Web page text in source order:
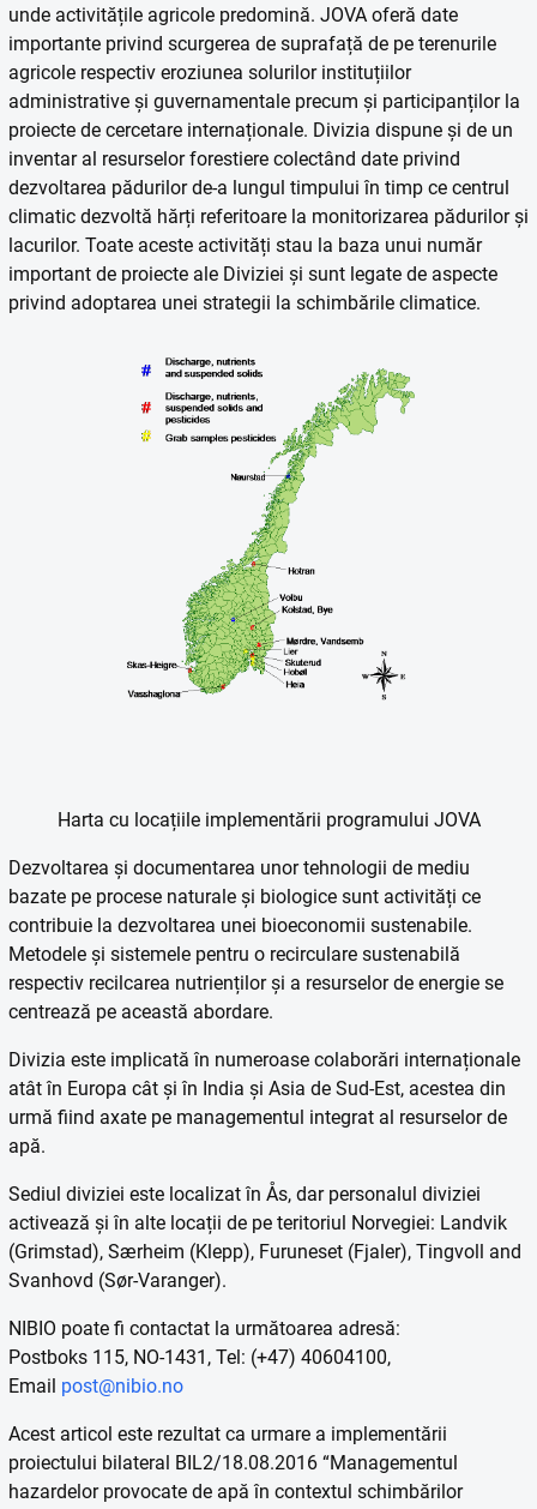
unde activitățile agricole predomină. JOVA oferă date
importante privind scurgerea de suprafață de pe terenurile
agricole respectiv eroziunea solurilor instituțiilor
administrative și guvernamentale precum și participanților la
proiecte de cercetare internaționale. Divizia dispune și de un
inventar al resurselor forestiere colectând date privind
dezvoltarea pădurilor de-a lungul timpului în timp ce centrul
climatic dezvoltă hărți referitoare la monitorizarea pădurilor și
lacurilor. Toate aceste activități stau la baza unui număr
important de proiecte ale Diviziei și sunt legate de aspecte
privind adoptarea unei strategii la schimbările climatice.
Harta cu locațiile implementării programului JOVA
Dezvoltarea și documentarea unor tehnologii de mediu
bazate pe procese naturale și biologice sunt activități ce
contribuie la dezvoltarea unei bioeconomii sustenabile.
Metodele și sistemele pentru o recirculare sustenabilă
respectiv recilcarea nutrienților și a resurselor de energie se
centrează pe această abordare.
Divizia este implicată în numeroase colaborări internaționale
atât în Europa cât și în India și Asia de Sud-Est, acestea din
urmă fiind axate pe managementul integrat al resurselor de
apă.
Sediul diviziei este localizat în Ås, dar personalul diviziei
activează și în alte locații de pe teritoriul Norvegiei: Landvik
(Grimstad), Særheim (Klepp), Furuneset (Fjaler), Tingvoll and
Svanhovd (Sør-Varanger).
NIBIO poate fi contactat la următoarea adresă:
Postboks 115, NO-1431, Tel: (+47) 40604100,
Email post@nibio.no
Acest articol este rezultat ca urmare a implementării
proiectului bilateral BIL2/18.08.2016 “Managementul
hazardelor provocate de apă în contextul schimbărilor